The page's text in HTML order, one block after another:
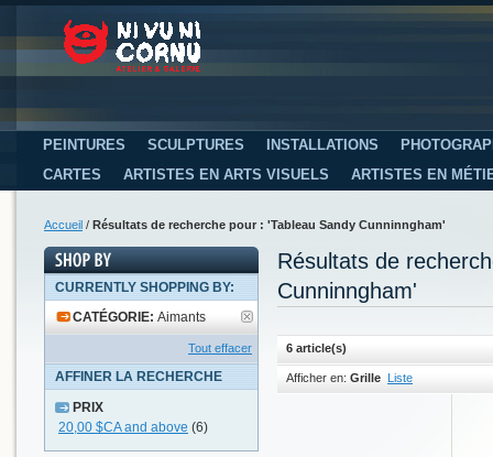
PEINTURES SCULPTURES INSTALLATIONS
CARTES
ARTISTES EN ARTS VISUELS ARTISTES EN
Accueil / Résultats de recherche pour : 'Tableau Sandy Cunninngham'
Résultats de
Cunninngham'
6 article(s)
Afficher en: Grille Liste
CURRENTLY SHOPPING BY:
CATÉGORIE: Aimants
Tout effacer
AFFINER LA RECHERCHE
PRIX
20,00 $CAand above (6)